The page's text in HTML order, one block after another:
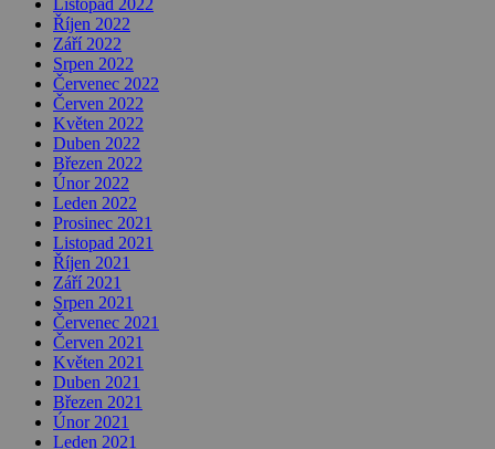
Listopad 2022
Říjen 2022
Září 2022
Srpen 2022
Červenec 2022
Červen 2022
Květen 2022
Duben 2022
Březen 2022
Únor 2022
Leden 2022
Prosinec 2021
Listopad 2021
Říjen 2021
Září 2021
Srpen 2021
Červenec 2021
Červen 2021
Květen 2021
Duben 2021
Březen 2021
Únor 2021
Leden 2021